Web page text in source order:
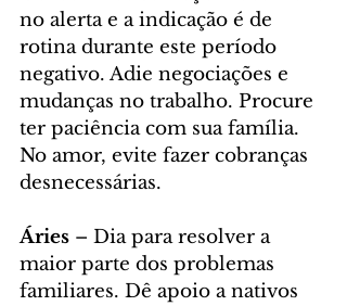
no alerta e a indicação é de
rotina durante este período
negativo. Adie negociações e
mudanças no trabalho. Procure
ter paciência com sua família.
No amor, evite fazer cobranças
desnecessárias.
Áries – Dia para resolver a
maior parte dos problemas
familiares. Dê apoio a nativos